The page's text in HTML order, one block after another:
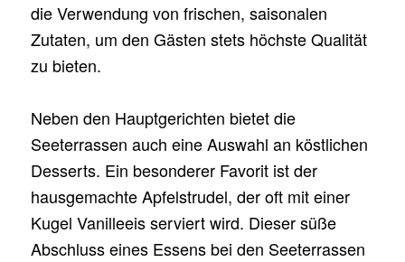
die Verwendung von frischen, saisonalen
Zutaten, um den Gästen stets höchste Qualität
zu bieten.
Neben den Hauptgerichten bietet die
Seeterrassen auch eine Auswahl an köstlichen
Desserts. Ein besonderer Favorit ist der
hausgemachte Apfelstrudel, der oft mit einer
Kugel Vanilleeis serviert wird. Dieser süße
Abschluss eines Essens bei den Seeterrassen